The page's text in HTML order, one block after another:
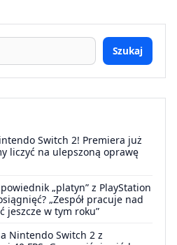
Szukaj
Switch 2! Premiera już
liczyć na ulepszoną oprawę
„platyn” z PlayStation
„Zespół pracuje nad
jeszcze w tym roku”
Nintendo Switch 2 z